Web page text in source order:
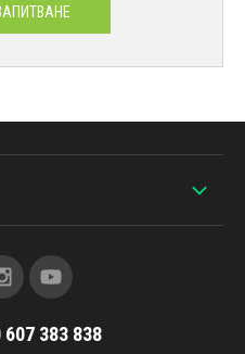
607 383 838